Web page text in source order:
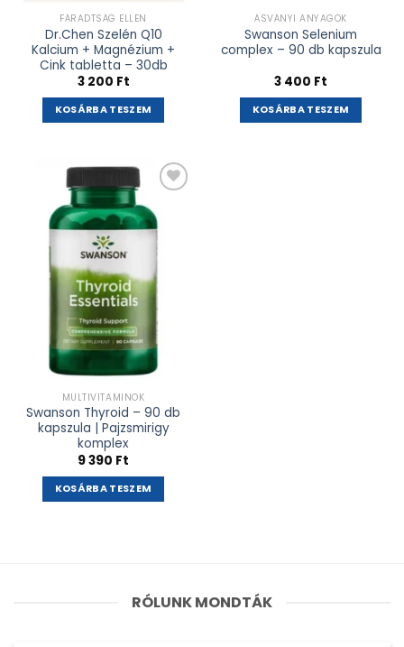
FÁRADTSÁG ELLEN
Dr.Chen Szelén Q10
Kalcium + Magnézium +
Cink tabletta – 30db
3 200 Ft
KOSÁRBA TESZEM
ÁSVÁNYI ANYAGOK
Swanson Selenium
complex – 90 db kapszula
3 400 Ft
KOSÁRBA TESZEM
Kívánságlistához
adás
MULTIVITAMINOK
Swanson Thyroid – 90 db
kapszula | Pajzsmirigy
komplex
9 390 Ft
KOSÁRBA TESZEM
RÓLUNK MONDTÁK